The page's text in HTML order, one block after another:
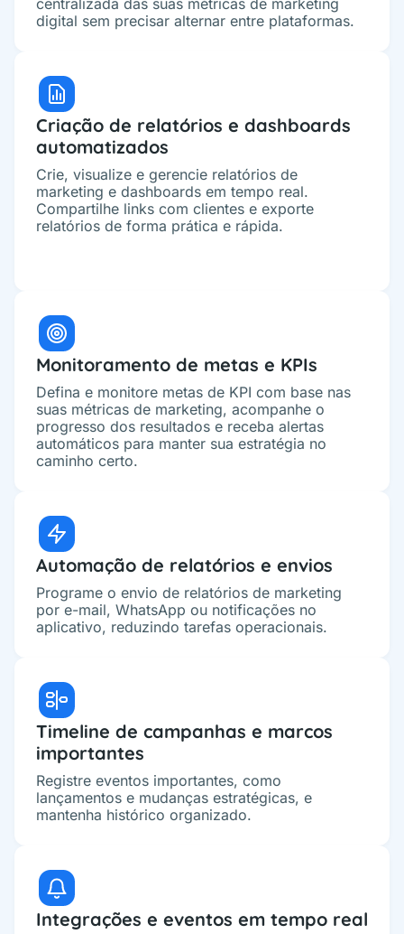
centralizada das suas métricas de marketing
digital sem precisar alternar entre plataformas.
Criação de relatórios e dashboards
automatizados
Crie, visualize e gerencie relatórios de
marketing e dashboards em tempo real.
Compartilhe links com clientes e exporte
relatórios de forma prática e rápida.
Monitoramento de metas e KPIs
Defina e monitore metas de KPI com base nas
suas métricas de marketing, acompanhe o
progresso dos resultados e receba alertas
automáticos para manter sua estratégia no
caminho certo.
Automação de relatórios e envios
Programe o envio de relatórios de marketing
por e-mail, WhatsApp ou notificações no
aplicativo, reduzindo tarefas operacionais.
Timeline de campanhas e marcos
importantes
Registre eventos importantes, como
lançamentos e mudanças estratégicas, e
mantenha histórico organizado.
Integrações e eventos em tempo real